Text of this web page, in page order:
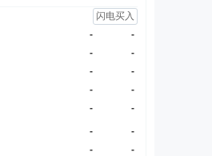
闪电买入
-
-
-
-
-
-
-
-
- -
-
-
-
-